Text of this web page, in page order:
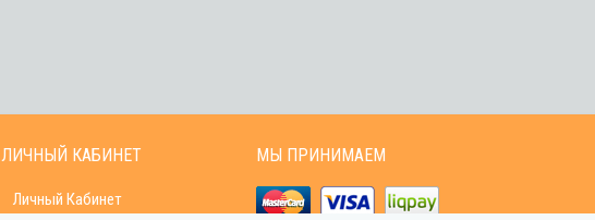
ЛИЧНЫЙ КАБИНЕТ
Личный Кабинет
МЫ ПРИНИМАЕМ